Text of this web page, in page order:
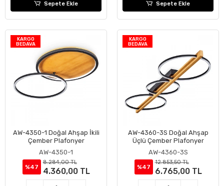
Sepete Ekle Sepete Ekle
KARGO
BEDAVA
Sepete Ekle
AW-4350-1 Doğal Ahşap İkili
Çember Plafonyer
AW-4350-1
%47
8.284,00 TL
4.360,00 TL
KARGO
BEDAVA
Sepete Ekle
AW-4360-3S Doğal Ahşap
Üçlü Çember Plafonyer
AW-4360-3S
%47
12.853,50 TL
6.765,00 TL